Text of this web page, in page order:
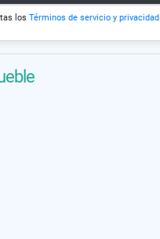
los Términos de servicio y privacidad